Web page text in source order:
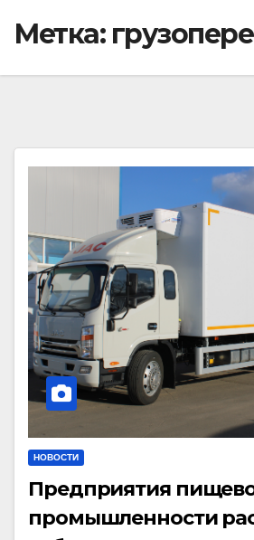
Метка:
НОВОСТИ
Предприятия
промышленности